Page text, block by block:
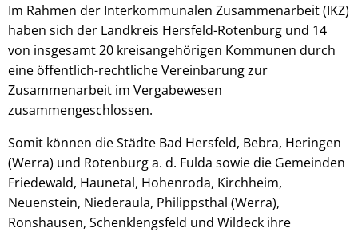
Im Rahmen der Interkommunalen Zusammenarbeit (IKZ)
haben sich der Landkreis Hersfeld-Rotenburg und 14
von insgesamt 20 kreisangehörigen Kommunen durch
eine öffentlich-rechtliche Vereinbarung zur
Zusammenarbeit im Vergabewesen
zusammengeschlossen.
Somit können die Städte Bad Hersfeld, Bebra, Heringen
(Werra) und Rotenburg a. d. Fulda sowie die Gemeinden
Friedewald, Haunetal, Hohenroda, Kirchheim,
Neuenstein, Niederaula, Philippsthal (Werra),
Ronshausen, Schenklengsfeld und Wildeck ihre